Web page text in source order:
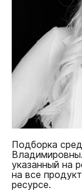
Подборка
указанный на
на все
ресурсе.